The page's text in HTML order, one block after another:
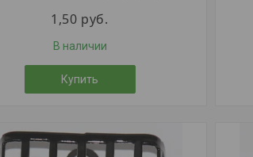
1,50 руб.
В наличии
Купить